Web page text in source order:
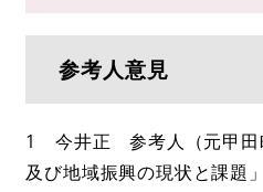
参考人意見
1 今井正 参考人（元甲田
及び地域振興の現状と課題」